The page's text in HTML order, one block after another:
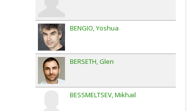
BENGIO Yoshua
BERSETH Glen
BESSMELTSEV Mikhail